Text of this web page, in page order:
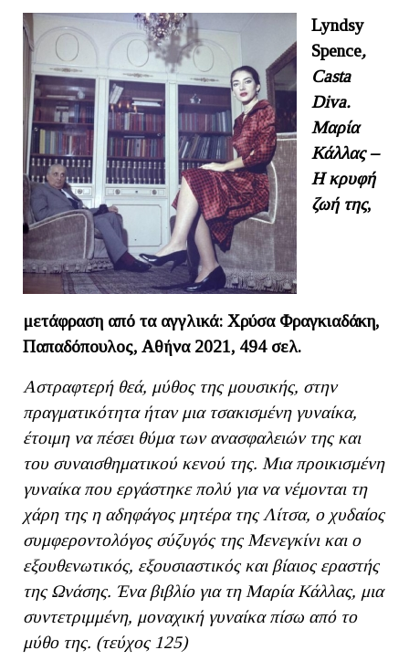
Lyndsy
Spence,
Casta
Diva.
Μαρία
Κάλλας –
Η κρυφή
ζωή της,
μετάφραση από τα αγγλικά: Χρύσα Φραγκιαδάκη,
Παπαδόπουλος, Αθήνα 2021, 494 σελ.
Αστραφτερή θεά, μύθος της μουσικής, στην
πραγματικότητα ήταν μια τσακισμένη γυναίκα,
έτοιμη να πέσει θύμα των ανασφαλειών της και
του συναισθηματικού κενού της. Μια προικισμένη
γυναίκα που εργάστηκε πολύ για να νέμονται τη
χάρη της η αδηφάγος μητέρα της Λίτσα, ο χυδαίος
συμφεροντολόγος σύζυγός της Μενεγκίνι και ο
εξουθενωτικός, εξουσιαστικός και βίαιος εραστής
της Ωνάσης. Ένα βιβλίο για τη Μαρία Κάλλας, μια
συντετριμμένη, μοναχική γυναίκα πίσω από το
μύθο της. (τεύχος 125)